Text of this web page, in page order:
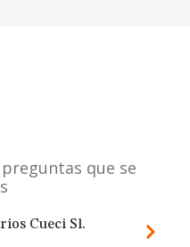
que se
Cueci Sl.